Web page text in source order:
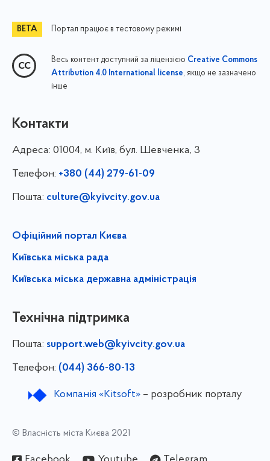
Портал працює в тестовому режимі
Весь контент доступний за ліцензією Creative Commons
Attribution 4.0 International license, якщо не зазначено
інше
Контакти
Адреса: 01004, м. Київ, бул. Шевченка, 3
Телефон: +380 (44) 279-61-09
Пошта: culture@kyivcity.gov.ua
Офіційний портал Києва
Київська міська рада
Київська міська державна адміністрація
Технічна підтримка
Пошта: support.web@kyivcity.gov.ua
Телефон: (044) 366-80-13
Компанія «Kitsoft»– розробник порталу
© Власність міста Києва 2021